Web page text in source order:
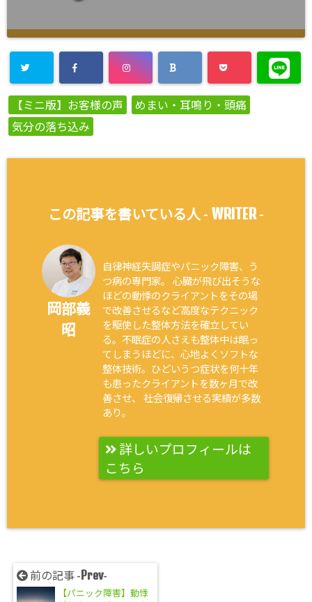
【ミニ版】お客様の声
めまい・耳鳴り・頭痛
気分の落ち込み
この記事を書いている人 - WRITER -
岡部義
昭
自律神経失調症やパニック障害、う
つ病の専門家。 心臓が飛び出そうな
ほどの動悸のクライアントをその場
で改善させるなど高度なテクニック
を駆使した整体方法を確立してい
る。不眠症の人さえも整体中は眠っ
てしまうほどに、心地よくソフトな
整体技術。ひどいうつ症状を何十年
も患ったクライアントを数ヶ月で改
善させ、 社会復帰させる実績が多数
あり。
詳しいプロフィールは
こちら
前の記事 -Prev-
【パニック障害】動悸